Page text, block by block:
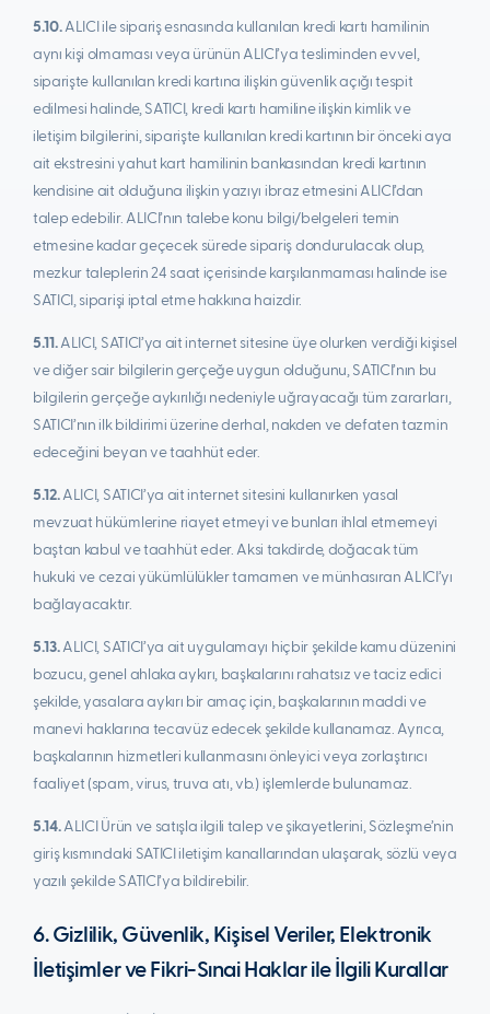
5.10.ALICI ile sipariş esnasında kullanılan kredi kartı hamilinin
aynı kişi olmaması veya ürünün ALICI’ya tesliminden evvel,
siparişte kullanılan kredi kartına ilişkin güvenlik açığı tespit
edilmesi halinde, SATICI, kredi kartı hamiline ilişkin kimlik ve
iletişim bilgilerini, siparişte kullanılan kredi kartının bir önceki aya
ait ekstresini yahut kart hamilinin bankasından kredi kartının
kendisine ait olduğuna ilişkin yazıyı ibraz etmesini ALICI’dan
talep edebilir. ALICI’nın talebe konu bilgi/belgeleri temin
etmesine kadar geçecek sürede sipariş dondurulacak olup,
mezkur taleplerin 24 saat içerisinde karşılanmaması halinde ise
SATICI, siparişi iptal etme hakkına haizdir.
5.11.ALICI, SATICI’ya ait internet sitesine üye olurken verdiği kişisel
ve diğer sair bilgilerin gerçeğe uygun olduğunu, SATICI’nın bu
bilgilerin gerçeğe aykırılığı nedeniyle uğrayacağı tüm zararları,
SATICI’nın ilk bildirimi üzerine derhal, nakden ve defaten tazmin
edeceğini beyan ve taahhüt eder.
5.12.ALICI, SATICI’ya ait internet sitesini kullanırken yasal
mevzuat hükümlerine riayet etmeyi ve bunları ihlal etmemeyi
baştan kabul ve taahhüt eder. Aksi takdirde, doğacak tüm
hukuki ve cezai yükümlülükler tamamen ve münhasıran ALICI’yı
bağlayacaktır.
5.13.ALICI, SATICI’ya ait uygulamayı hiçbir şekilde kamu düzenini
bozucu, genel ahlaka aykırı, başkalarını rahatsız ve taciz edici
şekilde, yasalara aykırı bir amaç için, başkalarının maddi ve
manevi haklarına tecavüz edecek şekilde kullanamaz. Ayrıca,
başkalarının hizmetleri kullanmasını önleyici veya zorlaştırıcı
faaliyet (spam, virus, truva atı, vb.) işlemlerde bulunamaz.
5.14.ALICI Ürün ve satışla ilgili talep ve şikayetlerini, Sözleşme’nin
giriş kısmındaki SATICI iletişim kanallarından ulaşarak, sözlü veya
yazılı şekilde SATICI’ya bildirebilir.
6. Gizlilik, Güvenlik, Kişisel Veriler, Elektronik
İletişimler ve Fikri-Sınai Haklar ile İlgili Kurallar